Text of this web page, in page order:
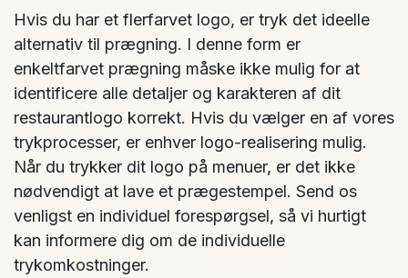
Hvis du har et flerfarvet logo, er tryk det ideelle
alternativ til prægning. I denne form er
enkeltfarvet prægning måske ikke mulig for at
identificere alle detaljer og karakteren af dit
restaurantlogo korrekt. Hvis du vælger en af vores
trykprocesser, er enhver logo-realisering mulig.
Når du trykker dit logo på menuer, er det ikke
nødvendigt at lave et prægestempel. Send os
venligst en individuel forespørgsel, så vi hurtigt
kan informere dig om de individuelle
trykomkostninger.